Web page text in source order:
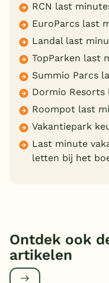
RCN last
EuroParcs last
Landal last
TopParken last
Summio Parcs
Dormio
Roompot last
Vakantiepark
Last minute
letten bij het
Ontdek ook
artikelen